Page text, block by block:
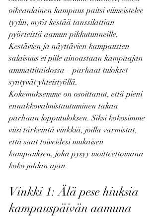
oikeanlainen kampaus paitsi viimeistelee
tyylin, myös kestää tanssilattian
pyörteistä aamun pikkutunneille.
Kestävien ja näyttävien kampausten
salaisuus ei piile ainoastaan kampaajan
ammattitaidossa – parhaat tulokset
syntyvät yhteistyöllä.
Kokemuksemme on osoittanut, että pieni
ennakkovalmistautuminen takaa
parhaan lopputuloksen. Siksi kokosimme
viisi tärkeintä vinkkiä, joilla varmistat,
että saat toiveidesi mukaisen
kampauksen, joka pysyy moitteettomana
koko juhlan ajan.
Vinkki 1: Älä pese hiuksia
kampauspäivän aamuna